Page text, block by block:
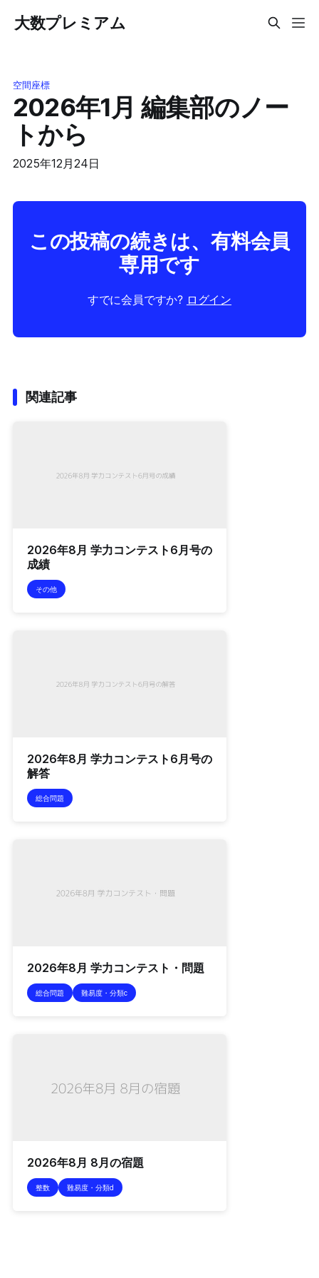
大数プレミアム
空間座標
2026年1月 編集部のノー
トから
2025年12月24日
この投稿の続きは、有料会員
専用です
すでに会員ですか? ログイン
関連記事
2026年8月 学力コンテスト6月号の
成績
その他
2026年8月 学力コンテスト6月号の
解答
総合問題
2026年8月 学力コンテスト・問題
総合問題 難易度・分類c
2026年8月 8月の宿題
整数 難易度・分類d